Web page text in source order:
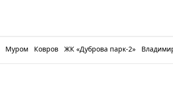
Муром Ковров ЖК «Дуброва парк-2»